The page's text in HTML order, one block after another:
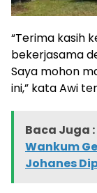
“Terima kasih
bekerjasama
Saya mohon
ini,” kata Awi
Baca Juga :
Wankum
Johanes